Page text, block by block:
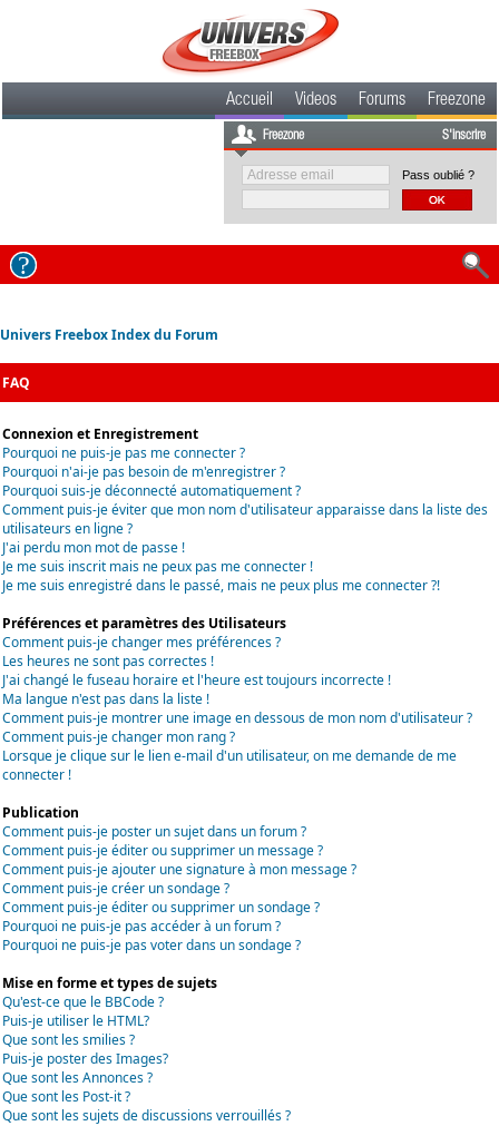
Accueil Videos Forums Freezone
Freezone S'inscrire
Pass oublié ?
Univers Freebox Index du Forum
FAQ
Connexion et Enregistrement
Pourquoi ne puis-je pas me connecter ?
Pourquoi n'ai-je pas besoin de m'enregistrer ?
Pourquoi suis-je déconnecté automatiquement ?
Comment puis-je éviter que mon nom d'utilisateur apparaisse dans la liste des
utilisateurs en ligne ?
J'ai perdu mon mot de passe !
Je me suis inscrit mais ne peux pas me connecter !
Je me suis enregistré dans le passé, mais ne peux plus me connecter ?!
Préférences et paramètres des Utilisateurs
Comment puis-je changer mes préférences ?
Les heures ne sont pas correctes !
J'ai changé le fuseau horaire et l'heure est toujours incorrecte !
Ma langue n'est pas dans la liste !
Comment puis-je montrer une image en dessous de mon nom d'utilisateur ?
Comment puis-je changer mon rang ?
Lorsque je clique sur le lien e-mail d'un utilisateur, on me demande de me
connecter !
Publication
Comment puis-je poster un sujet dans un forum ?
Comment puis-je éditer ou supprimer un message ?
Comment puis-je ajouter une signature à mon message ?
Comment puis-je créer un sondage ?
Comment puis-je éditer ou supprimer un sondage ?
Pourquoi ne puis-je pas accéder à un forum ?
Pourquoi ne puis-je pas voter dans un sondage ?
Mise en forme et types de sujets
Qu'est-ce que le BBCode ?
Puis-je utiliser le HTML?
Que sont les smilies ?
Puis-je poster des Images?
Que sont les Annonces ?
Que sont les Post-it ?
Que sont les sujets de discussions verrouillés ?